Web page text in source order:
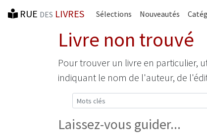
RUE DES LIVRES Sélections Nouveautés
Livre non trouvé
Pour trouver un livre en particulier,
indiquant le nom de l'auteur, de
Mots-clés
Laissez-vous guider...